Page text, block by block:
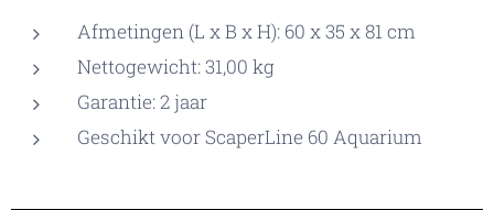
Afmetingen (L x B x H): 60 x 35 x 81 cm
Nettogewicht: 31,00 kg
Garantie: 2 jaar
Geschikt voor ScaperLine 60 Aquarium